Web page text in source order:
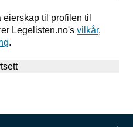
til profilen til
Legelisten.no'svilkår,
.